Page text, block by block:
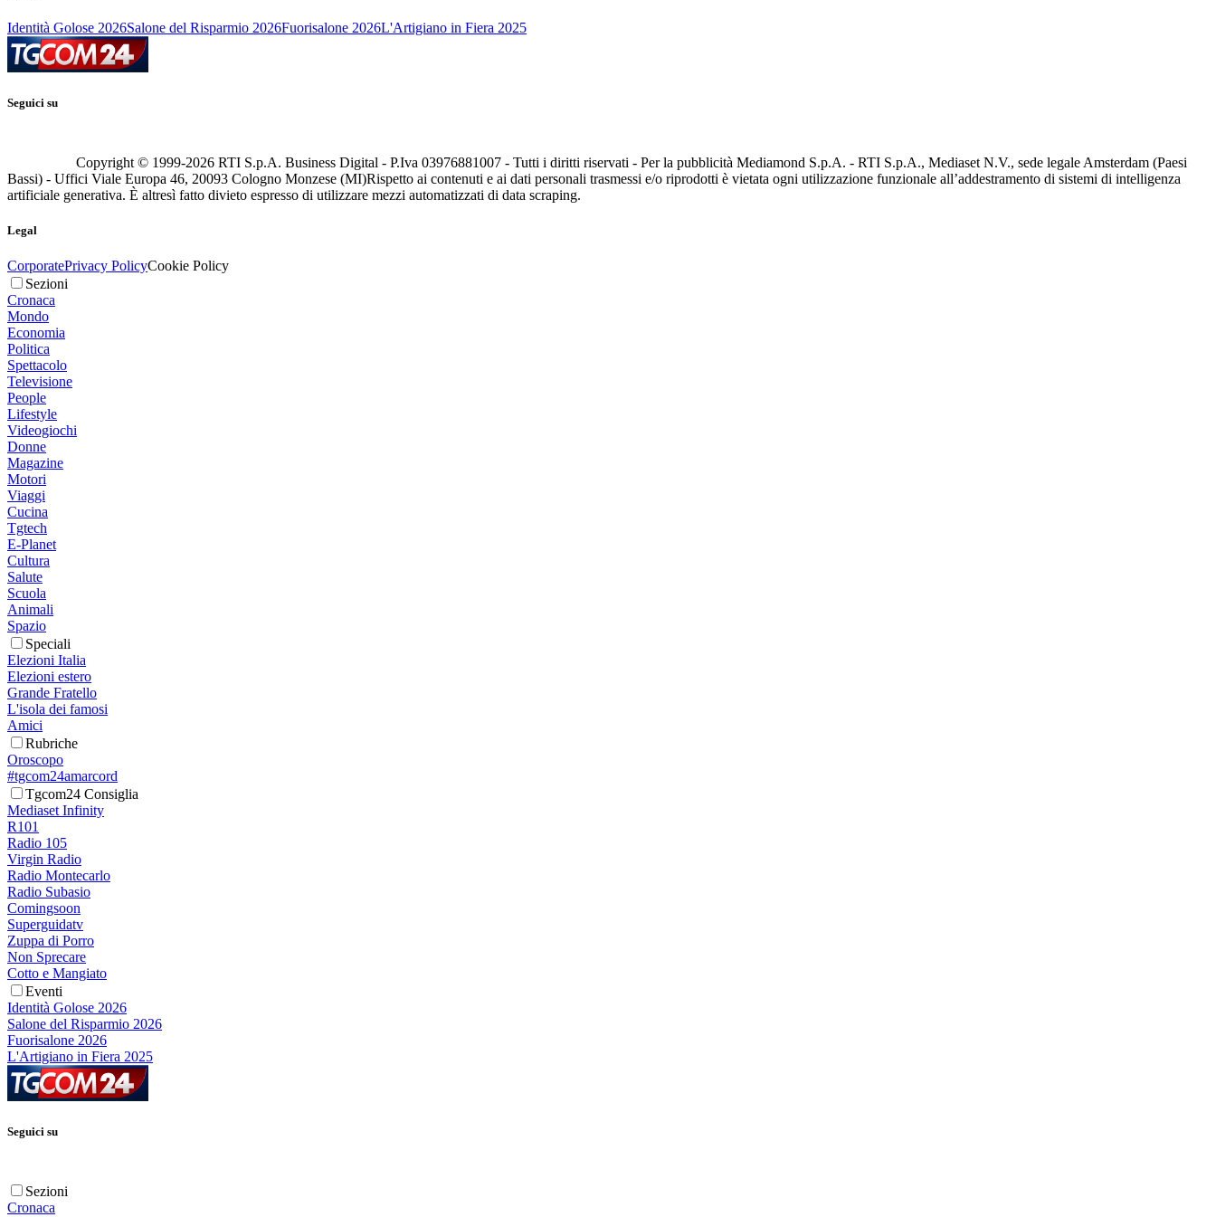
Identità Golose 2026Salone del Risparmio 2026Fuorisalone 2026L'Artigiano in Fiera 2025
Seguici su
Copyright © 1999-2026 RTI S.p.A. Business Digital - P.Iva 03976881007 - Tutti i diritti riservati - Per la pubblicità Mediamond S.p.A. - RTI S.p.A., Mediaset N.V., sede legale Amsterdam (Paesi
Bassi) - Uffici Viale Europa 46, 20093 Cologno Monzese (MI)Rispetto ai contenuti e ai dati personali trasmessi e/o riprodotti è vietata ogni utilizzazione funzionale all’addestramento di sistemi di intelligenza
artificiale generativa. È altresì fatto divieto espresso di utilizzare mezzi automatizzati di data scraping.
Legal
CorporatePrivacy PolicyCookie Policy
Sezioni
Cronaca
Mondo
Economia
Politica
Spettacolo
Televisione
People
Lifestyle
Videogiochi
Donne
Magazine
Motori
Viaggi
Cucina
Tgtech
E-Planet
Cultura
Salute
Scuola
Animali
Spazio
Speciali
Elezioni Italia
Elezioni estero
Grande Fratello
L'isola dei famosi
Amici
Rubriche
Oroscopo
#tgcom24amarcord
Tgcom24 Consiglia
Mediaset Infinity
R101
Radio 105
Virgin Radio
Radio Montecarlo
Radio Subasio
Comingsoon
Superguidatv
Zuppa di Porro
Non Sprecare
Cotto e Mangiato
Eventi
Identità Golose 2026
Salone del Risparmio 2026
Fuorisalone 2026
L'Artigiano in Fiera 2025
Seguici su
Sezioni
Cronaca